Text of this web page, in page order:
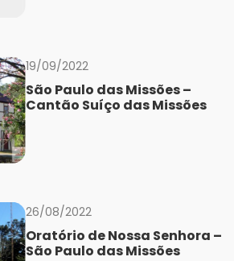
19/09/2022
São Paulo das Missões –
Cantão Suíço das Missões
26/08/2022
Oratório de Nossa Senhora –
São Paulo das Missões